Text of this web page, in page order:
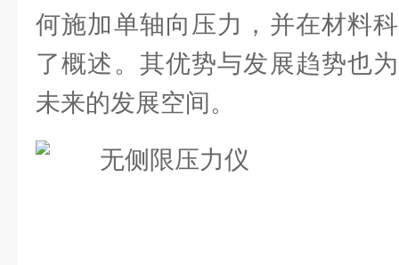
何施加单轴向压力，并在材料
了概述。其优势与发展趋势也
未来的发展空间。